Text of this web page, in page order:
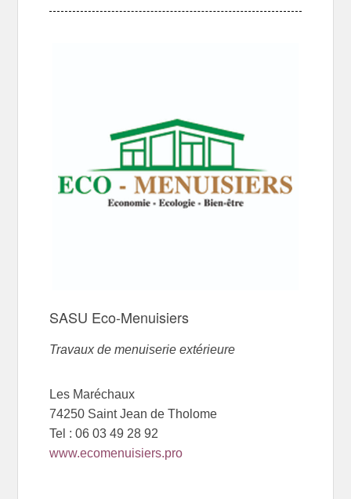
SASU Eco-Menuisiers
Travaux de menuiserie extérieure
Les Maréchaux
74250 Saint Jean de Tholome
Tel : 06 03 49 28 92
www.ecomenuisiers.pro